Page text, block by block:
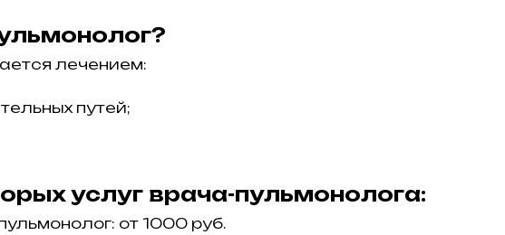
лечением:
путей;
услуг врача-пульмонолога:
от 1000 руб.